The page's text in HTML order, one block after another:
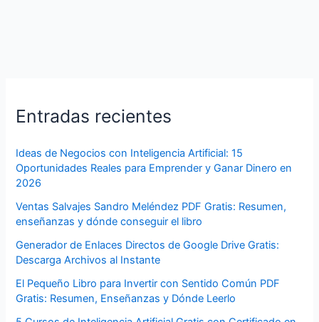
Entradas recientes
Ideas de Negocios con Inteligencia Artificial: 15
Oportunidades Reales para Emprender y Ganar Dinero en
2026
Ventas Salvajes Sandro Meléndez PDF Gratis: Resumen,
enseñanzas y dónde conseguir el libro
Generador de Enlaces Directos de Google Drive Gratis:
Descarga Archivos al Instante
El Pequeño Libro para Invertir con Sentido Común PDF
Gratis: Resumen, Enseñanzas y Dónde Leerlo